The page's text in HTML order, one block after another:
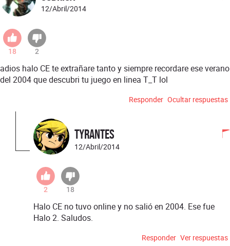
12/Abril/2014
18 2
adios halo CE te extrañare tanto y siempre recordare ese verano
del 2004 que descubri tu juego en linea T_T lol
Responder Ocultar respuestas
Tyrantes
12/Abril/2014
2 18
Halo CE no tuvo online y no salió en 2004. Ese fue
Halo 2. Saludos.
Responder Ver respuestas